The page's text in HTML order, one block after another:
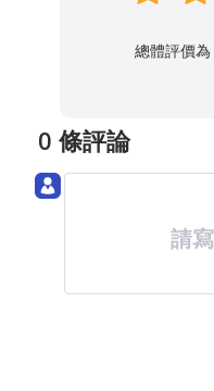
總體評價
0 條評論
請